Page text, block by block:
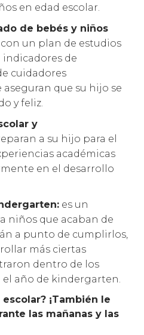
en edad escolar.
de bebés y niños
un plan de estudios
indicadores de
cuidadores
que su hijo se
y feliz.
y
a su hijo para el
académicas
en el desarrollo
es un
niños que acaban de
a punto de cumplirlos,
más ciertas
dentro de los
el año de kindergarten.
¡También le
las mañanas y las